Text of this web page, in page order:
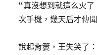
“真沒想到就這么火
次手機，幾天后才傳
說起背簍，王失笑了